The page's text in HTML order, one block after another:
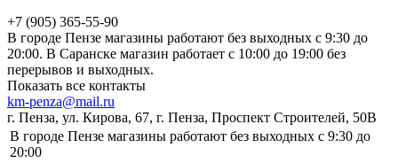
+7 (905) 365-55-90
В городе Пензе магазины работают без выходных с 9:30 до
20:00. В Саранске магазин работает с 10:00 до 19:00 без
перерывов и выходных.
Показать все контакты
km-penza@mail.ru
г. Пенза, ул. Кирова, 67, г. Пенза, Проспект Строителей, 50В
В городе Пензе магазины работают без выходных с 9:30 до
20:00